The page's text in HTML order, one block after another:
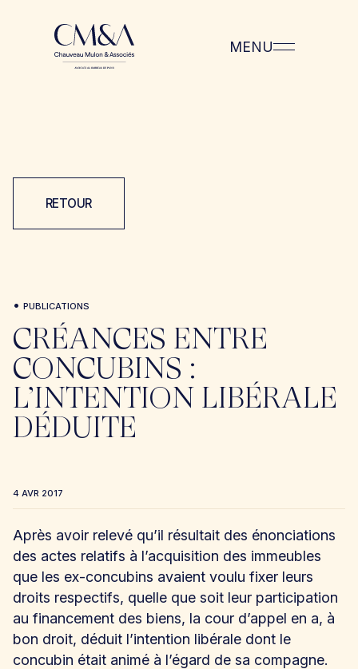
MENU
RETOUR
• PUBLICATIONS
CRÉANCES ENTRE
CONCUBINS :
L’INTENTION LIBÉRALE
DÉDUITE
4 AVR 2017
Après avoir relevé qu’il résultait des énonciations
des actes relatifs à l’acquisition des immeubles
que les ex-concubins avaient voulu fixer leurs
droits respectifs, quelle que soit leur participation
au financement des biens, la cour d’appel en a, à
bon droit, déduit l’intention libérale dont le
concubin était animé à l’égard de sa compagne.